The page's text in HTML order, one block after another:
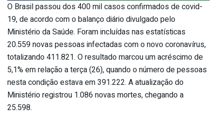
O Brasil passou dos 400 mil casos confirmados de covid-
19, de acordo com o balanço diário divulgado pelo
Ministério da Saúde. Foram incluídas nas estatísticas
20.559 novas pessoas infectadas com o novo coronavírus,
totalizando 411.821. O resultado marcou um acréscimo de
5,1% em relação a terça (26), quando o número de pessoas
nesta condição estava em 391.222. A atualização do
Ministério registrou 1.086 novas mortes, chegando a
25.598.